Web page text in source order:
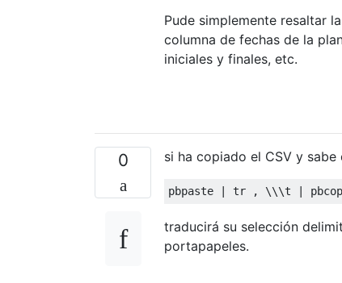
Pude simplemente resaltar
columna de fechas de la
iniciales y finales, etc.
0 si ha copiado el CSV y
traducirá su selección
portapapeles.